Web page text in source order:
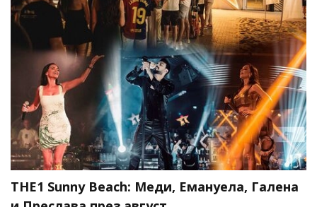
THE1 Sunny Beach: Меди, Емануела, Галена